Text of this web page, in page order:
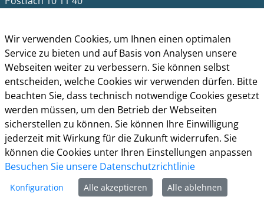
Telefon: +49 (0)214 406-0
Telefax: +49 (0)214 406-11004
postmaster@stadt.leverkusen.de
Öffnungszeiten
Die allgemeinen Servicezeiten der Verwaltung
(telefonische Erreichbarkeit) sind:
Montag bis Donnerstag: 8.30 bis 15.30 Uhr
Freitag: 8.30 Uhr bis 13.30 Uhr
Wir verwenden Cookies, um Ihnen einen optimalen
Service zu bieten und auf Basis von Analysen unsere
Webseiten weiter zu verbessern. Sie können selbst
entscheiden, welche Cookies wir verwenden dürfen. Bitte
beachten Sie, dass technisch notwendige Cookies gesetzt
werden müssen, um den Betrieb der Webseiten
sicherstellen zu können. Sie können Ihre Einwilligung
jederzeit mit Wirkung für die Zukunft widerrufen. Sie
können die Cookies unter Ihren Einstellungen anpassen
Besuchen Sie unsere Datenschutzrichtlinie
Konfiguration Alle akzeptieren Alle ablehnen